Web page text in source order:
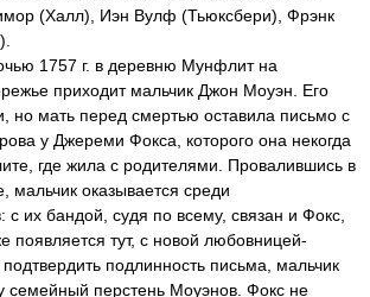
(Халл), Иэн Вулф (Тьюксбери), Фрэнк
1757 г. в деревню Мунфлит на
приходит мальчик Джон Моуэн. Его
но мать перед смертью оставила письмо с
у Джереми Фокса, которого она некогда
где жила с родителями. Провалившись в
мальчик оказывается среди
с их бандой, судя по всему, связан и Фокс,
появляется тут, с новой любовницей-
подлинность письма, мальчик
семейный перстень Моуэнов. Фокс не